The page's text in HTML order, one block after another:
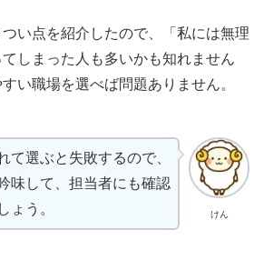
い点を紹介したので、「私には無理
しまった人も多いかも知れません
い職場を選べば問題ありません。
けん
て選ぶと失敗するので、
味して、担当者にも確認
ょう。